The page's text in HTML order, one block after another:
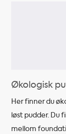
Økologisk
Her finner du
løst pudder. Du
mellom